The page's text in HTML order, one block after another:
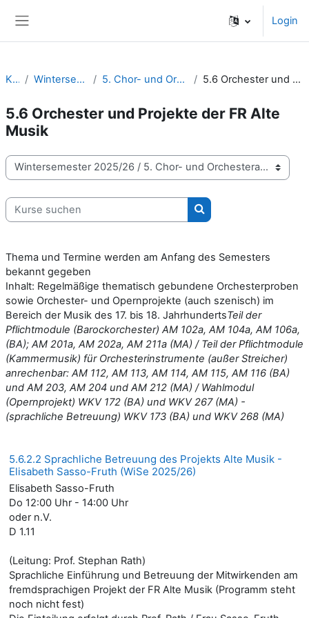
Login
Kurse Wintersemester 2025/26 5. Chor- und Orchesterarbeit | Projekte 5.6 Orchester und Projekte der FR Alte Musik
5.6 Orchester und Projekte der FR Alte
Musik
Kursbereiche
Kurse suchen
Kurse suchen
Thema und Termine werden am Anfang des Semesters
bekannt gegeben
Inhalt: Regelmäßige thematisch gebundene Orchesterproben
sowie Orchester- und Opernprojekte (auch szenisch) im
Bereich der Musik des 17. bis 18. JahrhundertsTeil der
Pflichtmodule (Barockorchester) AM 102a, AM 104a, AM 106a,
(BA); AM 201a, AM 202a, AM 211a (MA) / Teil der Pflichtmodule
(Kammermusik) für Orchesterinstrumente (außer Streicher)
anrechenbar: AM 112, AM 113, AM 114, AM 115, AM 116 (BA)
und AM 203, AM 204 und AM 212 (MA) / Wahlmodul
(Opernprojekt) WKV 172 (BA) und WKV 267 (MA) -
(sprachliche Betreuung) WKV 173 (BA) und WKV 268 (MA)
5.6.2.2 Sprachliche Betreuung des Projekts Alte Musik -
Elisabeth Sasso-Fruth (WiSe 2025/26)
Elisabeth Sasso-Fruth
Do 12:00 Uhr - 14:00 Uhr
oder n.V.
D 1.11
(Leitung: Prof. Stephan Rath)
Sprachliche Einführung und Betreuung der Mitwirkenden am
fremdsprachigen Projekt der FR Alte Musik (Programm steht
noch nicht fest)